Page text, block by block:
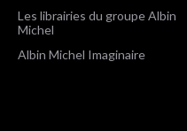
Les librairies du groupe Albin
Michel
Albin Michel Imaginaire